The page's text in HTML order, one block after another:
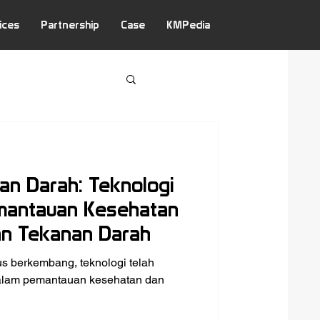
Partnership Case KMPedia
Darah: Teknologi
Kesehatan
Tekanan Darah
berkembang, teknologi telah
pemantauan kesehatan dan